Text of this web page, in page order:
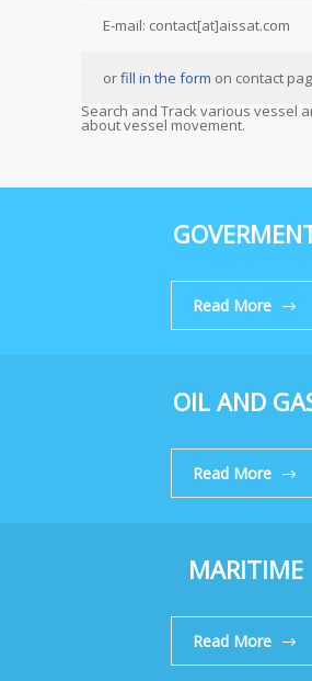
E-mail: contact[at]aissat.com
orfill in the form on contact
Search and Track various vessel
about vessel movement.
Read More
OIL AND
Read More
MARITIME
Read More